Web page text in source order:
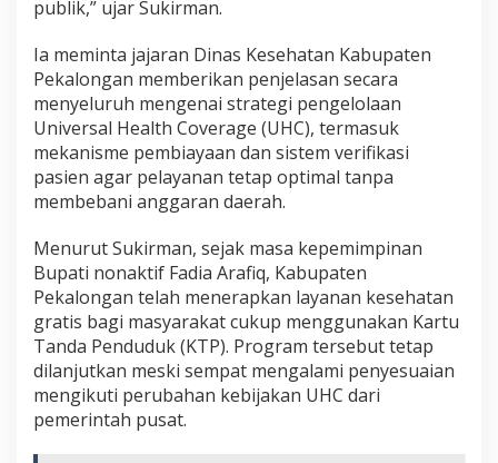
publik,” ujar Sukirman.
Ia meminta jajaran Dinas Kesehatan Kabupaten
Pekalongan memberikan penjelasan secara
menyeluruh mengenai strategi pengelolaan
Universal Health Coverage (UHC), termasuk
mekanisme pembiayaan dan sistem verifikasi
pasien agar pelayanan tetap optimal tanpa
membebani anggaran daerah.
Menurut Sukirman, sejak masa kepemimpinan
Bupati nonaktif Fadia Arafiq, Kabupaten
Pekalongan telah menerapkan layanan kesehatan
gratis bagi masyarakat cukup menggunakan Kartu
Tanda Penduduk (KTP). Program tersebut tetap
dilanjutkan meski sempat mengalami penyesuaian
mengikuti perubahan kebijakan UHC dari
pemerintah pusat.